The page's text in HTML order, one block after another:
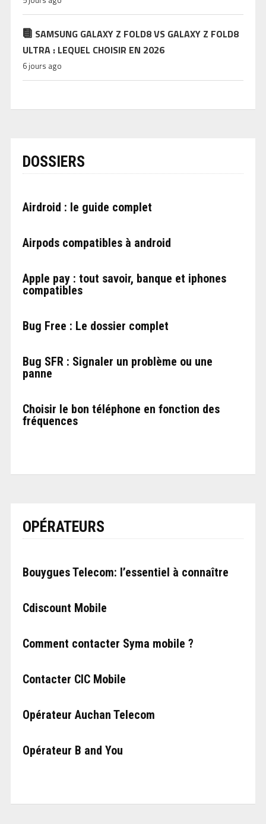
SAMSUNG GALAXY Z FOLD8 VS GALAXY Z FOLD8
ULTRA : LEQUEL CHOISIR EN 2026
6 jours ago
DOSSIERS
Airdroid : le guide complet
Airpods compatibles à android
Apple pay : tout savoir, banque et iphones
compatibles
Bug Free : Le dossier complet
Bug SFR : Signaler un problème ou une
panne
Choisir le bon téléphone en fonction des
fréquences
OPÉRATEURS
Bouygues Telecom: l’essentiel à connaître
Cdiscount Mobile
Comment contacter Syma mobile ?
Contacter CIC Mobile
Opérateur Auchan Telecom
Opérateur B and You